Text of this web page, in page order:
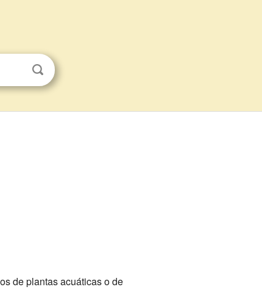
de plantas acuáticas o de